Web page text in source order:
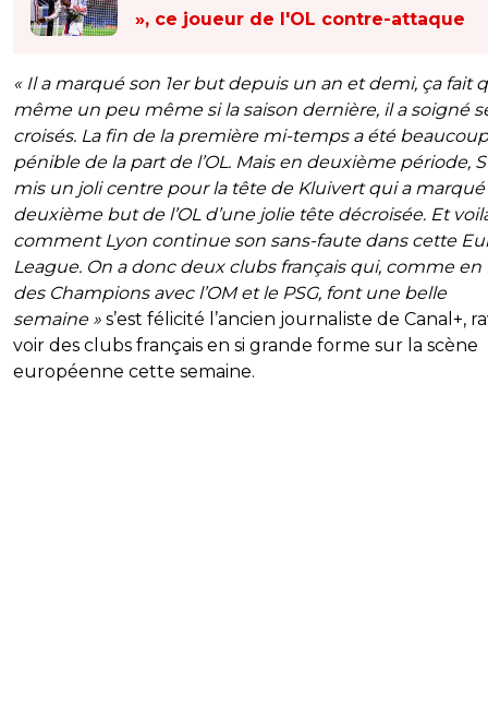
», ce joueur de l'OL contre-attaque
« Il a marqué son 1er but depuis un an et demi, ça fait
même un peu même si la saison dernière, il a soigné
croisés. La fin de la première mi-temps a été
pénible de la part de l’OL. Mais en deuxième période,
mis un joli centre pour la tête de Kluivert qui a marqué
deuxième but de l’OL d’une jolie tête décroisée. Et
comment Lyon continue son sans-faute dans cette
League. On a donc deux clubs français qui, comme en
des Champions avec l’OM et le PSG, font une belle
semaine » s’est félicité l’ancien journaliste de Canal+,
voir des clubs français en si grande forme sur la scène
européenne cette semaine.